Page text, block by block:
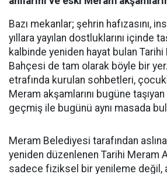
Bazı mekanlar; şehrin hafızasını,
yıllara yayılan dostluklarını içinde
kalbinde yeniden hayat bulan
Bahçesi de tam olarak böyle bir
etrafında kurulan sohbetleri,
Meram akşamlarını bugüne
geçmiş ile bugünü aynı masada
Meram Belediyesi tarafından
yeniden düzenlenen Tarihi Meram
sadece fiziksel bir yenileme değil,